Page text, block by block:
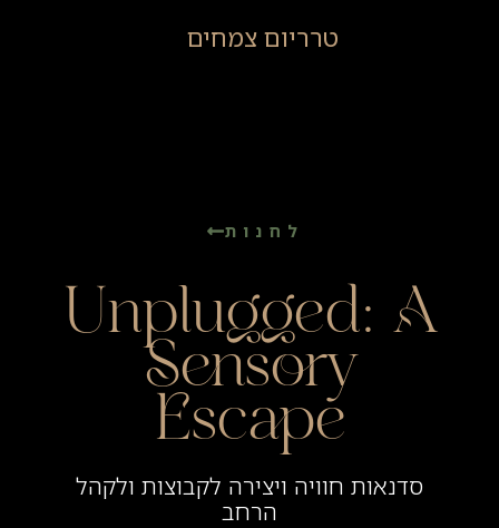
טרריום צמחים(29)
לחנות
Unplugged: A
Sensory
Escape
סדנאות חוויה ויצירה לקבוצות ולקהל
הרחב